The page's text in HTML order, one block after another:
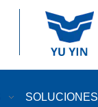
SOLUCIONES